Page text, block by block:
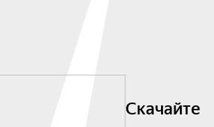
Скачайте